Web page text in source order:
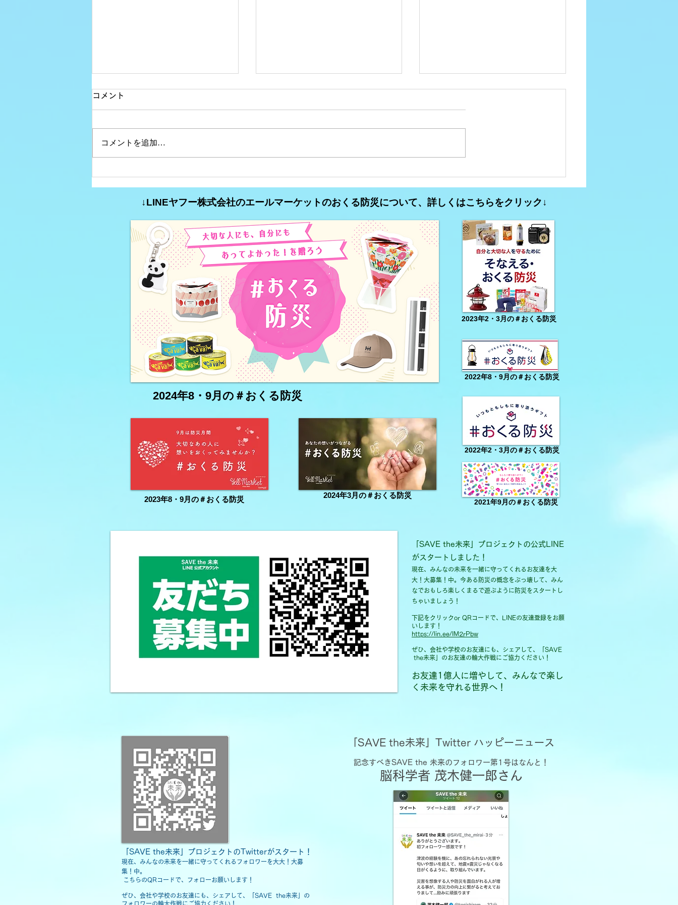
コミュニティFM大分析
#35【特定の分野に特化した
弾）】
コミュニティFM大分析
#34【異業種が運営している
コミュニティFM大分析
#33【2026年春のコミュニ
コメント
コメントを追加…
↓LINEヤフー株式会社のエールマーケットのおくる防災について、詳しくはこちらをクリック↓
2023年2・3月の＃おくる防災
2022年8・9月の＃おくる防災
2024年8・9月の＃おくる防災
2023年8・9月の＃おくる防災
2022年2・3月の＃おくる防災
2021年9月の＃おくる防災
2024年3月の＃おくる防災
「SAVE the未来」プロジェクトの公式LINE
がスタートしました！
現在、みんなの未来を一緒に守ってくれるお友達を大
大！大募集！中。今ある防災の概念をぶっ壊して、みん
なでおもしろ楽しくまるで遊ぶように防災をスタートし
ちゃいましょう！
下記をクリックor QRコードで、LINEの友達登録をお願
いします！
https://lin.ee/IM2rPbw
ぜひ、会社や学校のお友達にも、シェアして、「SAVE
the未来」のお友達の輪大作戦にご協力ください！
お友達1億人に増やして、みんなで楽し
く未来を守れる世界へ！
「SAVE the未来」プロジェクトのTwitterがスタート！
現在、みんなの未来を一緒に守ってくれるフォロワーを大大！大募
集！中。
こちらのQRコードで、フォローお願いします！
ぜひ、会社や学校のお友達にも、シェアして、「SAVE the未来」の
フォロワーの輪大作戦にご協力ください！
「SAVE the未来」Twitter ハッピーニュース
記念すべきSAVE the 未来のフォロワー第1号はなんと！
​脳科学者 茂木健一郎さん